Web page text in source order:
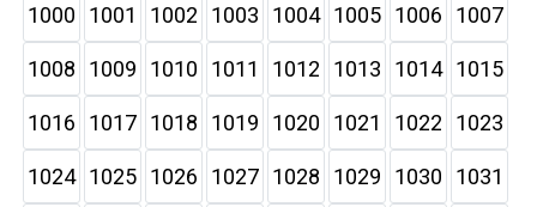
1000 1001 1002 1003 1004 1005 1006 1007
1008 1009 1010 1011 1012 1013 1014 1015
1016 1017 1018 1019 1020 1021 1022 1023
1024 1025 1026 1027 1028 1029 1030 1031